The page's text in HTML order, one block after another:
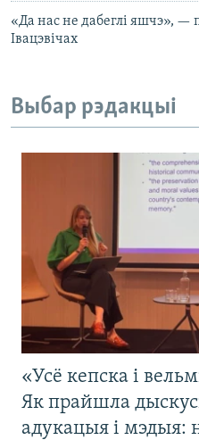
«Да нас не дабеглі яшчэ», —
Івацэвічах
Выбар рэдакцыі
«Усё кепска і
Як прайшла
адукацыя і мэдыя: